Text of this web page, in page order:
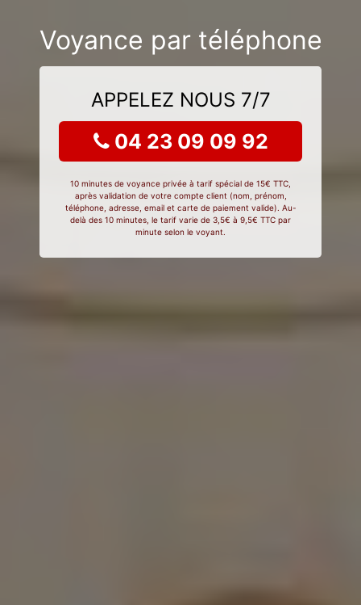
Voyance par téléphone
APPELEZ NOUS 7/7
04 23 09 09 92
10 minutes de voyance privée à tarif spécial de 15€ TTC,
après validation de votre compte client (nom, prénom,
téléphone, adresse, email et carte de paiement valide). Au-
delà des 10 minutes, le tarif varie de 3,5€ à 9,5€ TTC par
minute selon le voyant.